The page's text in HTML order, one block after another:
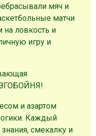
мяч и
матчи
на ловкость и
игру и
и азартом
Каждый
смекалку и